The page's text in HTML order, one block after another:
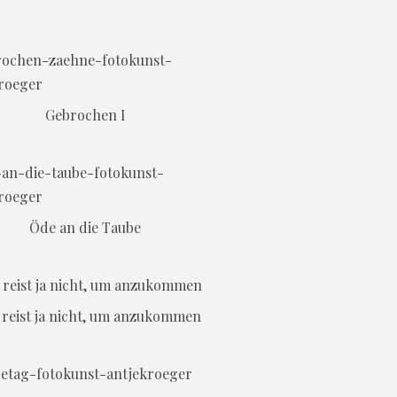
Gebrochen I
Öde an die Taube
ja nicht, um anzukommen